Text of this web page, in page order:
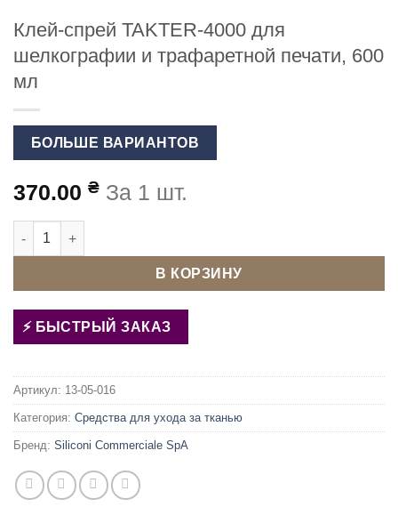
Клей-спрей TAKTER-4000 для
шелкографии и трафаретной печати, 600
мл
БОЛЬШЕ ВАРИАНТОВ
370.00 ₴ За 1 шт.
Количество товара Клей-спрей TAKTER-4000 для
В КОРЗИНУ
БЫСТРЫЙ ЗАКАЗ
Артикул: 13-05-016
Категория: Средства для ухода за тканью
Бренд: Siliconi Commerciale SpA